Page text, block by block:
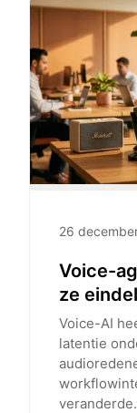
26
Voice-
ze
Voice-AI
latentie
veranderde.